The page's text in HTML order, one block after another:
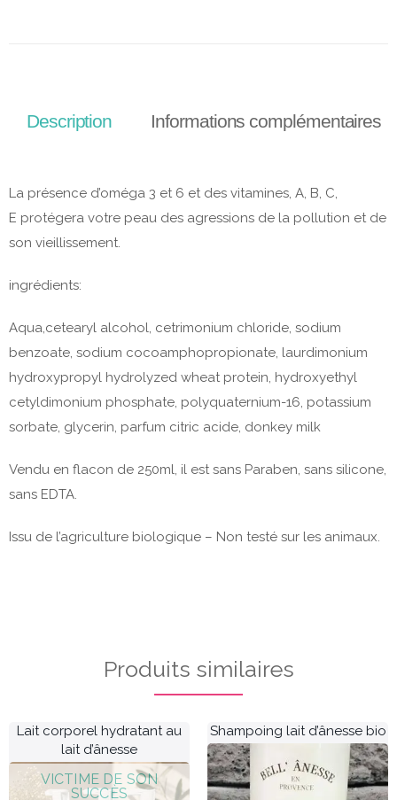
Description Informations complémentaires
La présence d’oméga 3 et 6 et des vitamines, A, B, C,
E protégera votre peau des agressions de la pollution et de
son vieillissement.
ingrédients:
Aqua,cetearyl alcohol, cetrimonium chloride, sodium
benzoate, sodium cocoamphopropionate, laurdimonium
hydroxypropyl hydrolyzed wheat protein, hydroxyethyl
cetyldimonium phosphate, polyquaternium-16, potassium
sorbate, glycerin, parfum citric acide, donkey milk
Vendu en flacon de 250ml, il est sans Paraben, sans silicone,
sans EDTA.
Issu de l’agriculture biologique – Non testé sur les animaux.
Produits similaires
Lait corporel hydratant au
lait d’ânesse
Shampoing lait d’ânesse bio